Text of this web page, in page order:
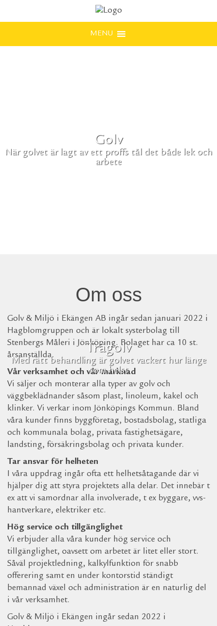
MENU
Golv
När golvet är lagt av ett proffs tål det både lek och
arbete
Trägolv
Med rätt behandling är golvet vackert hur länge
som helst
Om oss
Golv & Miljö i Ekängen AB ingår sedan januari 2022 i
Hagblomgruppen och är lokalt systerbolag till
Stenbergs Måleri i Jönköping. Bolaget har ca 10 st.
årsanställda.
Vår verksamhet och vår marknad
Vi säljer och monterar alla typer av golv och
väggbeklädnander såsom plast, linoleum, kakel och
klinker. Vi verkar inom Jönköpings Kommun. Bland
våra kunder finns byggföretag, bostadsbolag, statliga
och kommunala bolag, privata fastighetsägare,
landsting, försäkringsbolag och privata kunder.
Tar ansvar för helheten
I våra uppdrag ingår ofta ett helhetsåtagande där vi
hjälper dig att styra projektets alla delar. Det innebär t
ex att vi samordnar alla involverade, t ex byggare, vvs-
hantverkare, elektriker etc.
Hög service och tillgänglighet
Vi erbjuder alla våra kunder hög service och
tillgänglighet, oavsett om arbetet är litet eller stort.
Såväl projektledning, kalkylfunktion för snabb
offerering samt en under kontorstid ständigt
bemannad växel och administration är en naturlig del
i vår verksamhet.
Golv & Miljö i Ekängen ingår sedan 2022 i